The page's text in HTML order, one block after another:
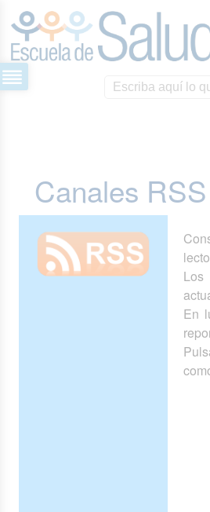
Canales RSS
Los
En